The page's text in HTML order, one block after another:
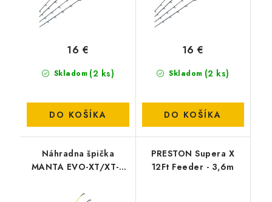
Skladom (2 ks)
16 €
DO KOŠÍKA
Skladom (2 ks)
16 €
DO KOŠÍKA
Náhradna špička
MANTA EVO-XT/XT-R
PRESTON Supera X
12Ft Feeder - 3,6m